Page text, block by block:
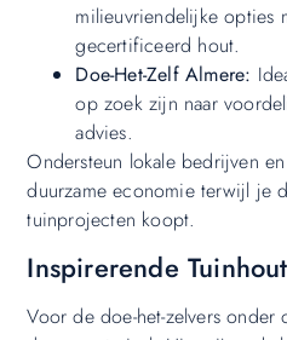
milieuvriendelijke opties
gecertificeerd hout.
Doe-Het-Zelf Almere:
op zoek zijn naar
advies.
Ondersteun lokale bedrijven
duurzame economie terwijl je
tuinprojecten koopt.
Inspirerende
Voor de doe-het-zelvers onder